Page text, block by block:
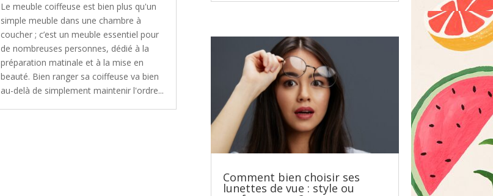
Le meuble coiffeuse est bien plus qu'un
simple meuble dans une chambre à
coucher ; c’est un meuble essentiel pour
de nombreuses personnes, dédié à la
préparation matinale et à la mise en
beauté. Bien ranger sa coiffeuse va bien
au-delà de simplement maintenir l'ordre...
Comment bien choisir ses
lunettes de vue : style ou